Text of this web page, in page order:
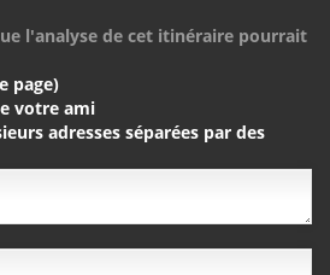
l'analyse de cet itinéraire pourrait
page)
votre ami
adresses séparées par des